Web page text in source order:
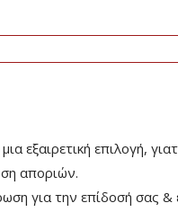
εξαιρετική επιλογή,
αποριών.
για την επίδοσή σας